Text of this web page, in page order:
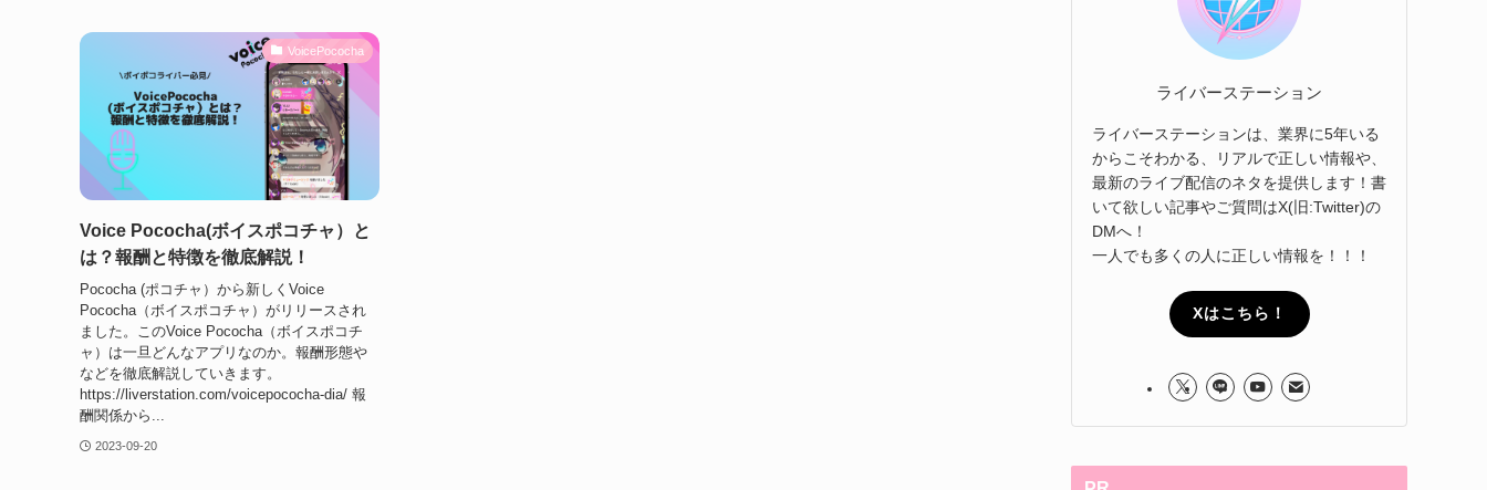
VoicePococha
Voice Pococha(ボイスポコチャ）と
は？報酬と特徴を徹底解説！
Pococha (ポコチャ）から新しくVoice
Pococha（ボイスポコチャ）がリリースされ
ました。このVoice Pococha（ボイスポコチ
ャ）は一旦どんなアプリなのか。報酬形態や
などを徹底解説していきます。
https://liverstation.com/voicepococha-dia/ 報
酬関係から...
2023-09-20
ライバーステーション
ライバーステーションは、業界に5年いる
からこそわかる、リアルで正しい情報や、
最新のライブ配信のネタを提供します！書
いて欲しい記事やご質問はX(旧:Twitter)の
DMへ！
一人でも多くの人に正しい情報を！！！
Xはこちら！